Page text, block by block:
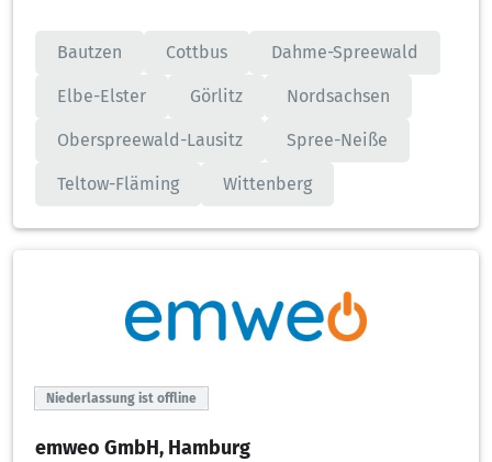
Bautzen Cottbus Dahme-Spreewald
Elbe-Elster Görlitz Nordsachsen
Oberspreewald-Lausitz Spree-Neiße
Teltow-Fläming Wittenberg
Niederlassung ist offline
emweo GmbH, Hamburg